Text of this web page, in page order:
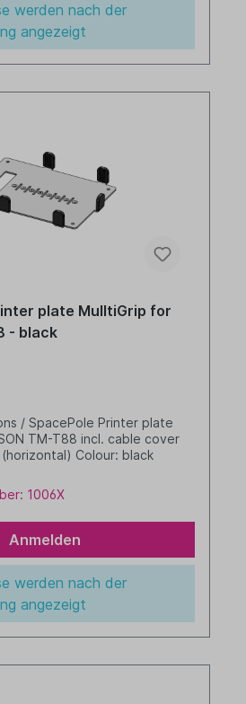
werden nach der
angezeigt
plate MulltiGrip for
- black
/ SpacePole Printer plate
(horizontal) Colour: black
1006X
Anmelden
werden nach der
angezeigt